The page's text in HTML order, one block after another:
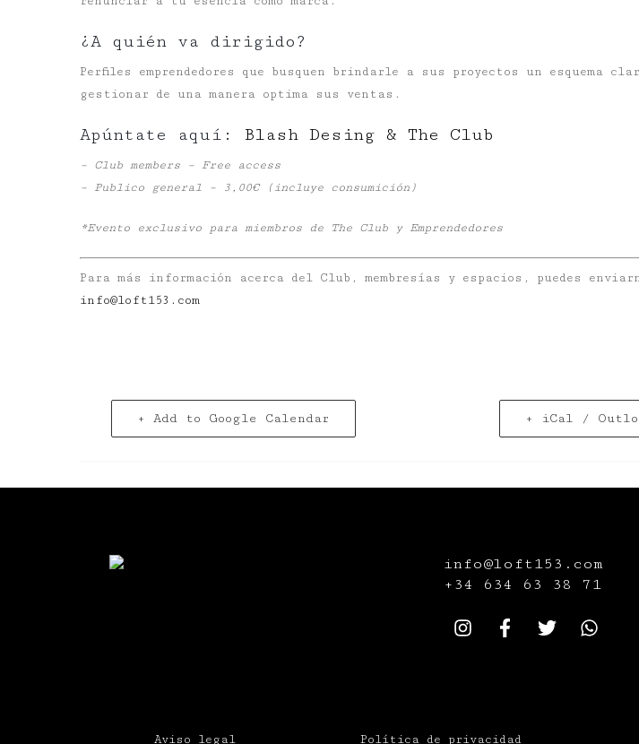
¿A quién va dirigido?
Perfiles emprendedores que busquen brindarle a sus proyectos un esquema
gestionar de una manera optima sus ventas.
Apúntate aquí: Blash Desing & The Club
– Club members – Free access
– Publico general – 3,00€ (incluye consumición)
*Evento exclusivo para miembros de The Club y Emprendedores
Para más información acerca del Club, membresías y espacios, puedes
info@loft153.com
+ Add to Google Calendar + iCal /
info@loft153.com
+34 634 63 38 71
Aviso legal Política de privacidad